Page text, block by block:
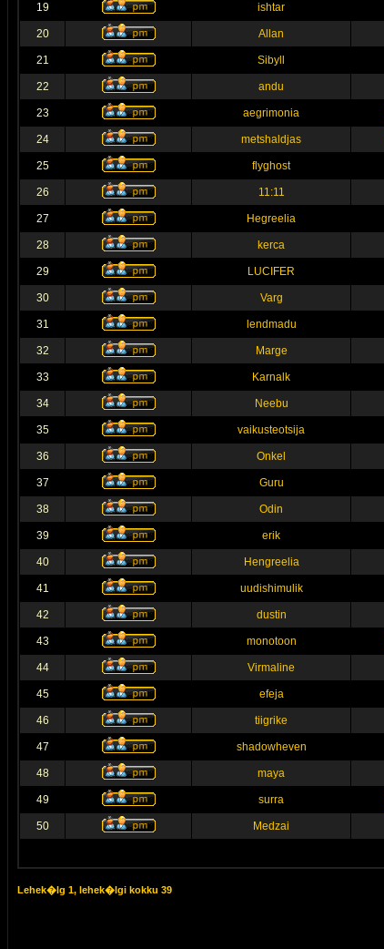
19 ishtar
20 Allan
21 Sibyll
22 andu
23 aegrimonia
24 metshaldjas
25 flyghost
26 11:11
27 Hegreelia
28 kerca
29 LUCIFER
30 Varg
31 lendmadu
32 Marge
33 Karnalk
34 Neebu
35 vaikusteotsija
36 Onkel
37 Guru
38 Odin
39 erik
40 Hengreelia
41 uudishimulik
42 dustin
43 monotoon
44 Virmaline
45 efeja
46 tiigrike
47 shadowheven
48 maya
49 surra
50 Medzai
Lehek�lg 1, lehek�lgi kokku 39